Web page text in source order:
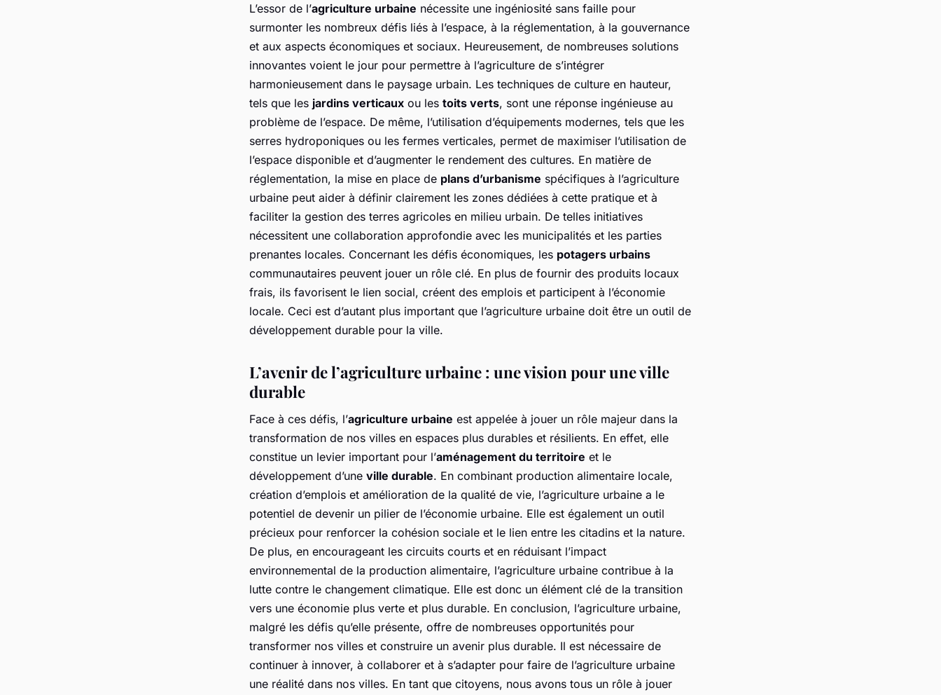
L’essor de l’agriculture urbaine nécessite une ingéniosité sans faille pour
surmonter les nombreux défis liés à l’espace, à la réglementation, à la gouvernance
et aux aspects économiques et sociaux. Heureusement, de nombreuses solutions
innovantes voient le jour pour permettre à l’agriculture de s’intégrer
harmonieusement dans le paysage urbain. Les techniques de culture en hauteur,
tels que les jardins verticaux ou les toits verts, sont une réponse ingénieuse au
problème de l’espace. De même, l’utilisation d’équipements modernes, tels que les
serres hydroponiques ou les fermes verticales, permet de maximiser l’utilisation de
l’espace disponible et d’augmenter le rendement des cultures. En matière de
réglementation, la mise en place de plans d’urbanisme spécifiques à l’agriculture
urbaine peut aider à définir clairement les zones dédiées à cette pratique et à
faciliter la gestion des terres agricoles en milieu urbain. De telles initiatives
nécessitent une collaboration approfondie avec les municipalités et les parties
prenantes locales. Concernant les défis économiques, les potagers urbains
communautaires peuvent jouer un rôle clé. En plus de fournir des produits locaux
frais, ils favorisent le lien social, créent des emplois et participent à l’économie
locale. Ceci est d’autant plus important que l’agriculture urbaine doit être un outil de
développement durable pour la ville.
L’avenir de l’agriculture urbaine : une vision pour une ville
durable
Face à ces défis, l’agriculture urbaine est appelée à jouer un rôle majeur dans la
transformation de nos villes en espaces plus durables et résilients. En effet, elle
constitue un levier important pour l’aménagement du territoire et le
développement d’une ville durable. En combinant production alimentaire locale,
création d’emplois et amélioration de la qualité de vie, l’agriculture urbaine a le
potentiel de devenir un pilier de l’économie urbaine. Elle est également un outil
précieux pour renforcer la cohésion sociale et le lien entre les citadins et la nature.
De plus, en encourageant les circuits courts et en réduisant l’impact
environnemental de la production alimentaire, l’agriculture urbaine contribue à la
lutte contre le changement climatique. Elle est donc un élément clé de la transition
vers une économie plus verte et plus durable. En conclusion, l’agriculture urbaine,
malgré les défis qu’elle présente, offre de nombreuses opportunités pour
transformer nos villes et construire un avenir plus durable. Il est nécessaire de
continuer à innover, à collaborer et à s’adapter pour faire de l’agriculture urbaine
une réalité dans nos villes. En tant que citoyens, nous avons tous un rôle à jouer